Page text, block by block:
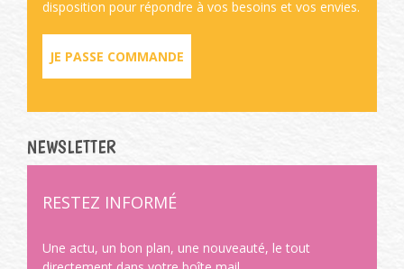
disposition pour répondre à vos besoins et vos envies.
JE PASSE COMMANDE
NEWSLETTER
RESTEZ INFORMÉ
Une actu, un bon plan, une nouveauté, le tout